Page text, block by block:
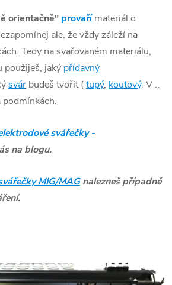
orientačně" provařímateriál o
ale, že vždy záleží na
Tedy na svařovaném materiálu,
použiješ, jaký přídavný
svár budeš tvořit (tupý, koutový, V ..
svářečky -
na blogu.
MIG/MAGnalezneš případně